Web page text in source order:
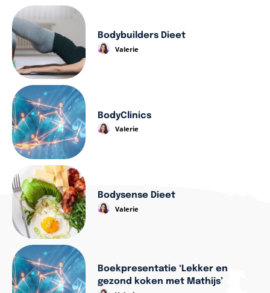
Bodybuilders Dieet
Valerie
BodyClinics
Valerie
Bodysense Dieet
Valerie
Boekpresentatie ‘Lekker en
gezond koken met Mathijs’